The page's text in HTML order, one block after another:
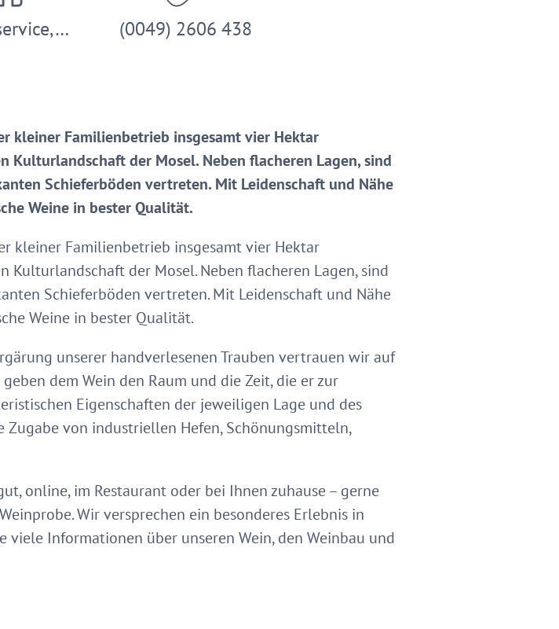
(0049) 2606 438
kleiner Familienbetrieb insgesamt vier Hektar
der Mosel. Neben flacheren Lagen, sind
Schieferböden vertreten. Mit Leidenschaft und Nähe
Weine in bester Qualität.
kleiner Familienbetrieb insgesamt vier Hektar
der Mosel. Neben flacheren Lagen, sind
Schieferböden vertreten. Mit Leidenschaft und Nähe
Weine in bester Qualität.
unserer handverlesenen Trauben vertrauen wir auf
dem Wein den Raum und die Zeit, die er zur
Eigenschaften der jeweiligen Lage und des
von industriellen Hefen, Schönungsmitteln,
online, im Restaurant oder bei Ihnen zuhause – gerne
Wir versprechen ein besonderes Erlebnis in
Informationen über unseren Wein, den Weinbau und